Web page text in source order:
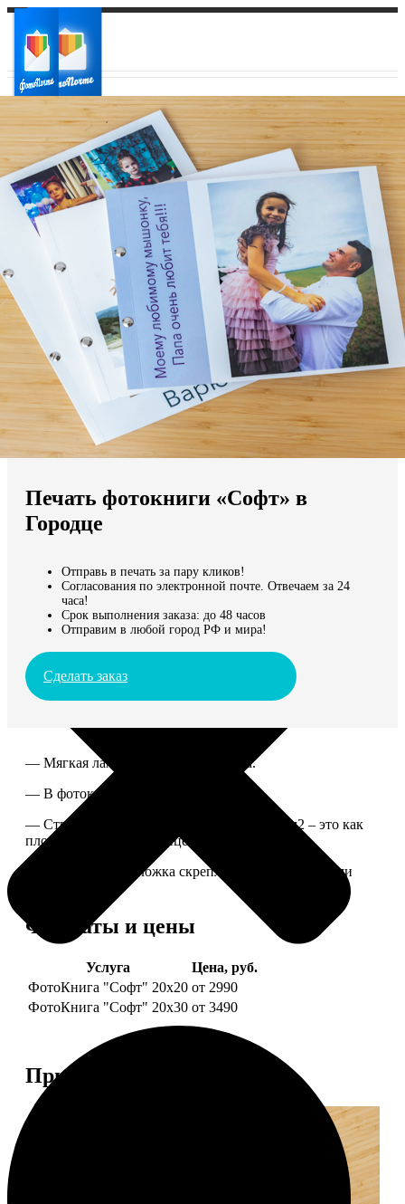
Ваш город:
Ваш регион доставки
Выберите из списка:
Мы доставляем по всему миру
Продолжить без города
Печать фотокниги «Софт» в
Городце
Отправь в печать за пару кликов!
Согласования по электронной почте. Отвечаем за 24
часа!
Срок выполнения заказа: до 48 часов
Отправим в любой город РФ и мира!
Сделать заказ
— Мягкая ламинированная обложка.
— В фотокниге от 60 до 300 страниц.
— Страницы из бумаги плотностью 170 г/м2 – это как
плотные страницы глянцевого журнала.
— Страницы и обложка скреплены металлическими
Форматы и цены
Услуга
Цена, руб.
ФотоКнига "Софт" 20х20 от 2990
ФотоКнига "Софт" 20х30 от 3490
Примеры работ